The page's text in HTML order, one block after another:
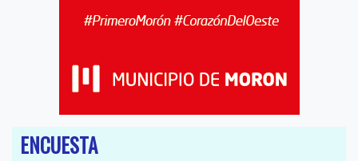
ENCUESTA